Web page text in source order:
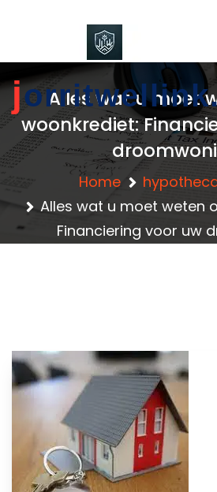
j
Alles wat u moet
woonkrediet:
Home
Alles wat u moet weten
Financiering voor uw